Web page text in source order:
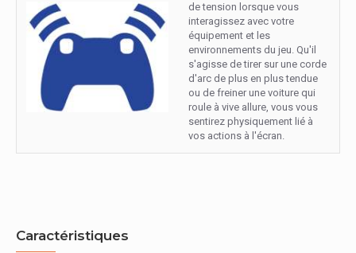
de tension lorsque vous
interagissez avec votre
équipement et les
environnements du jeu. Qu'il
s'agisse de tirer sur une corde
d'arc de plus en plus tendue
ou de freiner une voiture qui
roule à vive allure, vous vous
sentirez physiquement lié à
vos actions à l'écran.
Caractéristiques